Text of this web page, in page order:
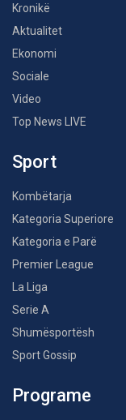
Kronikë
Aktualitet
Ekonomi
Sociale
Video
Top News LIVE
Sport
Kombëtarja
Kategoria Superiore
Kategoria e Parë
Premier League
La Liga
Serie A
Shumësportësh
Sport Gossip
Programe